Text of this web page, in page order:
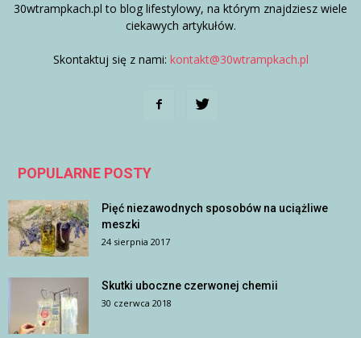
30wtrampkach.pl to blog lifestylowy, na którym znajdziesz wiele
ciekawych artykułów.
Skontaktuj się z nami: kontakt@30wtrampkach.pl
POPULARNE POSTY
Pięć niezawodnych sposobów na uciążliwe
meszki
24 sierpnia 2017
Skutki uboczne czerwonej chemii
30 czerwca 2018